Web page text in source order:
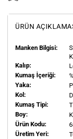
ÜRÜN
Manken Bilgisi: S
Kalıp:
Kumaş İçeriği:
Yaka:
Kol:
Kumaş Tipi:
Boy:
Ürün Kodu:
Üretim Yeri: